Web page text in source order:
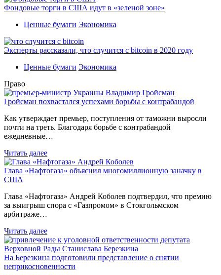
Фондовые торги в США идут в «зеленой зоне»
Ценные бумаги Экономика
Эксперты рассказали, что случится с bitcoin в 2020 году
Ценные бумаги Экономика
Право
Гройсман похвастался успехами борьбы с контрабандой
Как утверждает премьер, поступления от таможни выросли
почти на треть. Благодаря борьбе с контрабандой
ежедневные…
Читать далее
Глава «Нафтогаза» объяснил многомиллионную заначку в
США
Глава «Нафтогаза» Андрей Коболев подтвердил, что премию
за выигрыш спора с «Газпромом» в Стокгольмском
арбитраже…
Читать далее
На Березкина подготовили представление о снятии
неприкосновенности